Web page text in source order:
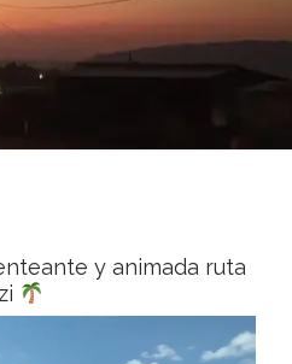
y animada ruta